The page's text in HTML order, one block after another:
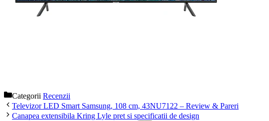
Categorii Recenzii
Televizor LED Smart Samsung, 108 cm, 43NU7122 – Review & Pareri
Canapea extensibila Kring Lyle pret si specificatii de design